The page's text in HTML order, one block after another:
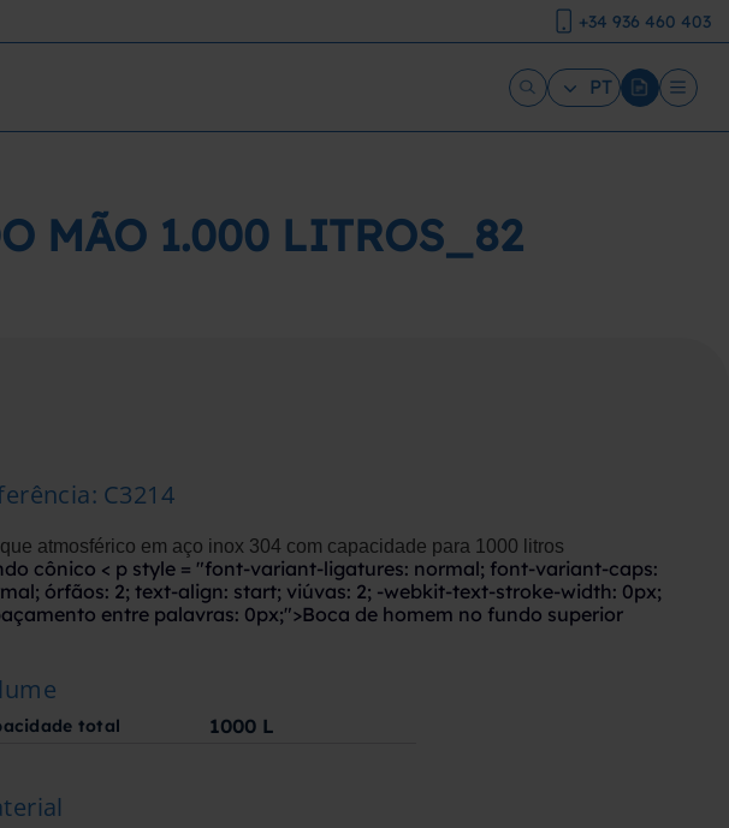
+34 936 460 403
PT
MÃO 1.000 LITROS_82
: C3214
atmosférico em aço inox 304 com capacidade para 1000 litros
cônico < p style = "font-variant-ligatures: normal; font-variant-caps:
órfãos: 2; text-align: start; viúvas: 2; -webkit-text-stroke-width: 0px;
entre palavras: 0px;">Boca de homem no fundo superior
total 1000 L